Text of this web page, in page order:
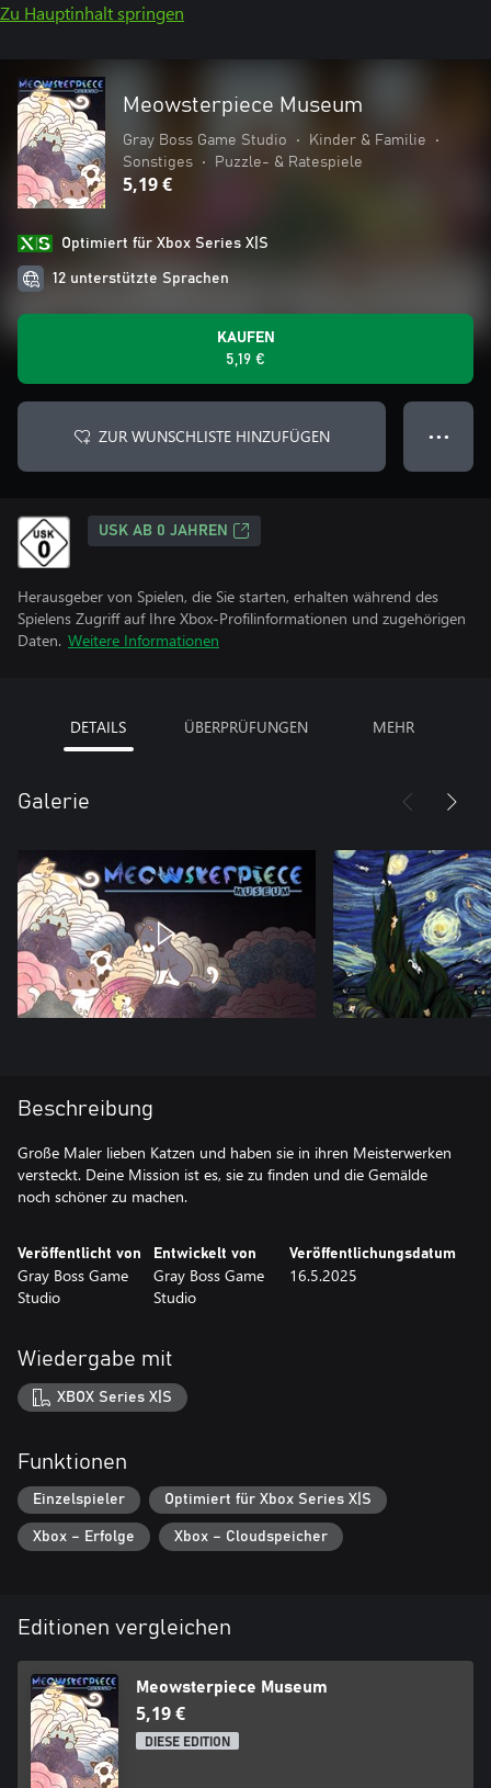
Zu Hauptinhalt springen
Meowsterpiece Museum
Gray Boss Game Studio • Kinder & Familie
•
Sonstiges
• Puzzle- & Ratespiele
5,19 €
Optimiert für Xbox Series X|S
12 unterstützte Sprachen
KAUFEN
5,19 €
ZUR WUNSCHLISTE HINZUFÜGEN ● ● ●
USK AB 0 JAHREN
Herausgeber von Spielen, die Sie starten, erhalten während des
Spielens Zugriff auf Ihre Xbox-Profilinformationen und zugehörigen
Daten. Weitere Informationen
DETAILS ÜBERPRÜFUNGEN MEHR
Galerie
Beschreibung
Große Maler lieben Katzen und haben sie in ihren Meisterwerken
versteckt. Deine Mission ist es, sie zu finden und die Gemälde
noch schöner zu machen.
Veröffentlicht von
Gray Boss Game
Studio
Entwickelt von
Gray Boss Game
Studio
Veröffentlichungsdatum
16.5.2025
Wiedergabe mit
XBOX Series X|S
Funktionen
Einzelspieler Optimiert für Xbox Series X|S
Xbox – Erfolge Xbox – Cloudspeicher
Editionen vergleichen
Meowsterpiece Museum
5,19 €
DIESE EDITION